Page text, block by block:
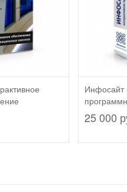
Инфосайт
25 000